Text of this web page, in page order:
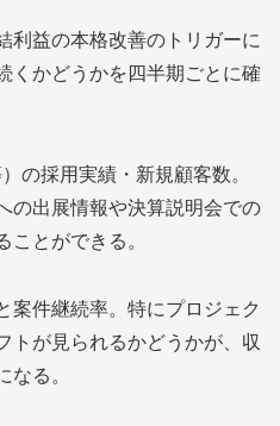
利益の本格改善のトリガーに
くかどうかを四半期ごとに確
の採用実績・新規顧客数。
の出展情報や決算説明会での
とができる。
案件継続率。特にプロジェク
トが見られるかどうかが、収
る。